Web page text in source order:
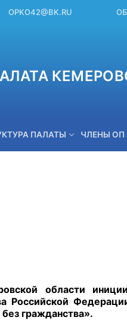
OPKO42@BK.RU
ПАЛАТЫ ЧЛЕНЫ ОП
области
Российской
гражданства».